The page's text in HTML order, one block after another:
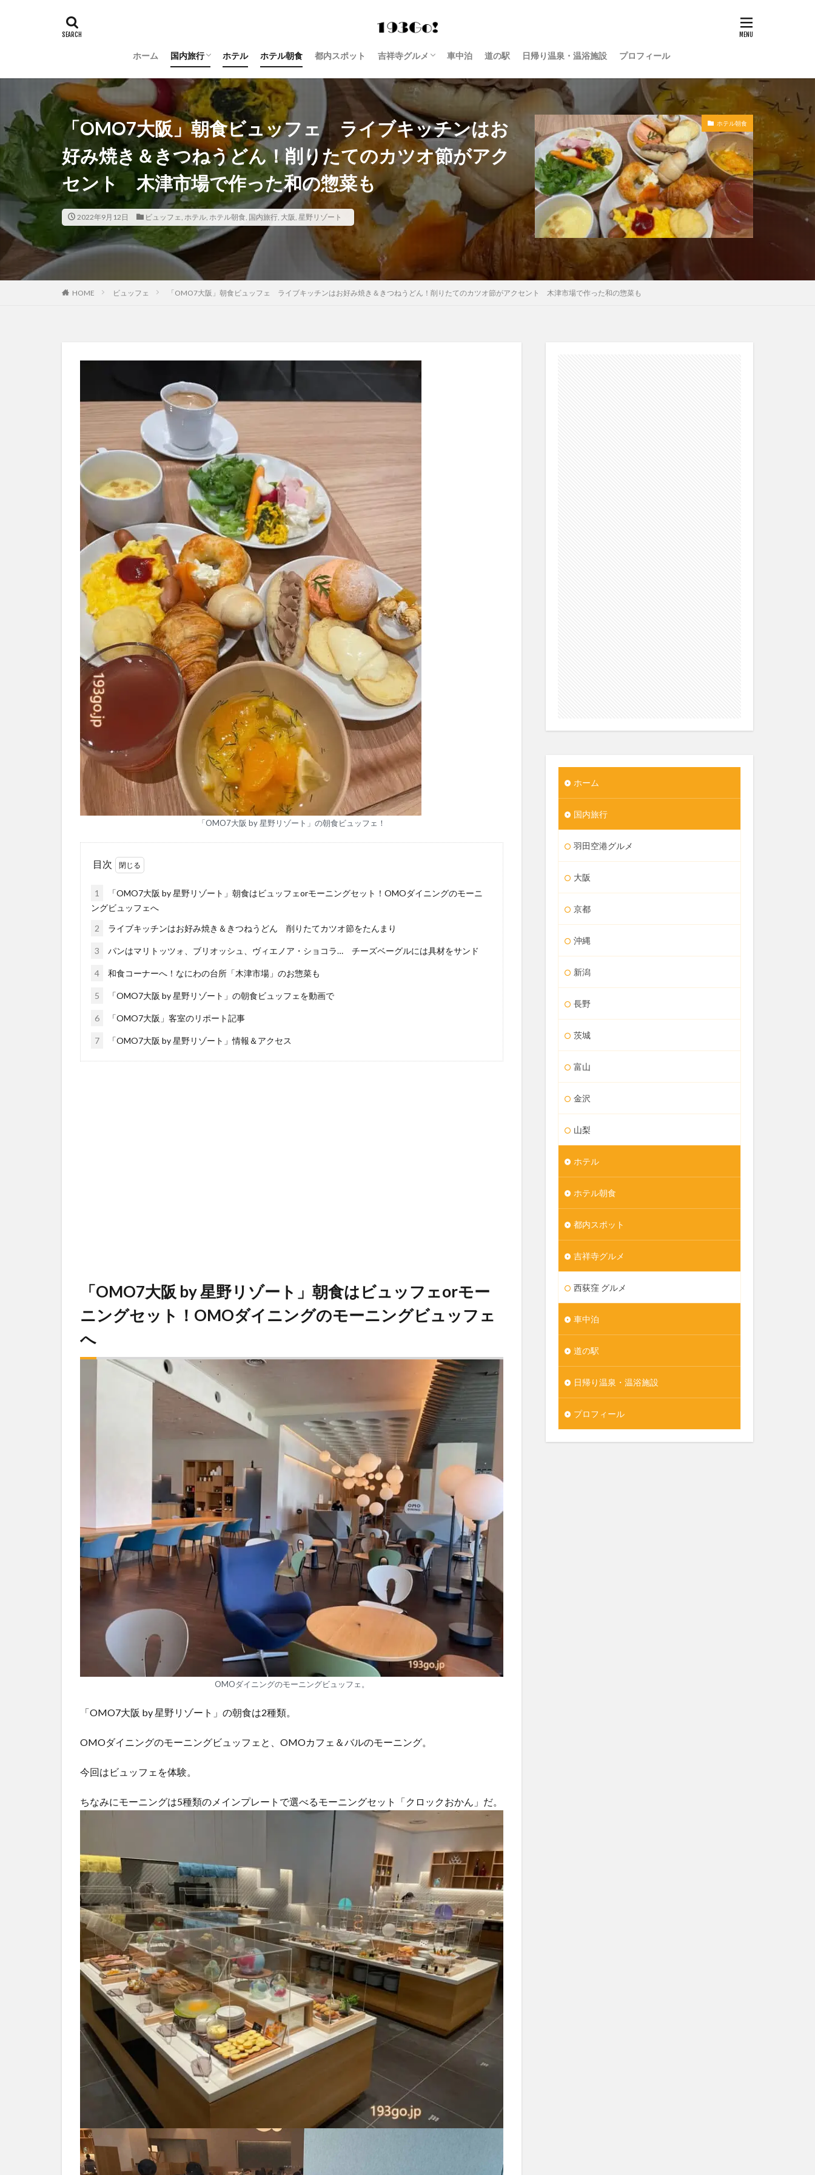
ホーム 国内旅行
羽田空港グルメ
大阪
京都
沖縄
新潟
長野
茨城
富山
金沢
山梨
ホテル ホテル朝食 都内スポット 吉祥寺グルメ
西荻窪 グルメ
車中泊 道の駅 日帰り温泉・温浴施設 プロフィール
「OMO7大阪」朝食ビュッフェ ライブキッチンはお
好み焼き＆きつねうどん！削りたてのカツオ節がアク
セント 木津市場で作った和の惣菜も
2022年9月12日 ビュッフェ, ホテル, ホテル朝食, 国内旅行, 大阪, 星野リゾート
ホテル朝食
HOME ビュッフェ 「OMO7大阪」朝食ビュッフェ ライブキッチンはお好み焼き＆きつねうどん！削りたてのカツオ節がアクセント 木津市場で作った和の惣菜も
「OMO7大阪 by 星野リゾート」の朝食ビュッフェ！
目次
1
「OMO7大阪 by 星野リゾート」朝食はビュッフェorモーニングセット！OMOダイニングのモーニ
ングビュッフェへ
2
ライブキッチンはお好み焼き＆きつねうどん 削りたてカツオ節をたんまり
3 パンはマリトッツォ、ブリオッシュ、ヴィエノア・ショコラ… チーズベーグルには具材をサンド
4 和食コーナーへ！なにわの台所「木津市場」のお惣菜も
5 「OMO7大阪 by 星野リゾート」の朝食ビュッフェを動画で
6 「OMO7大阪」客室のリポート記事
7 「OMO7大阪 by 星野リゾート」情報＆アクセス
「OMO7大阪 by 星野リゾート」朝食はビュッフェorモー
ニングセット！OMOダイニングのモーニングビュッフェ
へ
OMOダイニングのモーニングビュッフェ。
「OMO7大阪 by 星野リゾート」の朝食は2種類。
OMOダイニングのモーニングビュッフェと、OMOカフェ＆バルのモーニング。
今回はビュッフェを体験。
ちなみにモーニングは5種類のメインプレートで選べるモーニングセット「クロックおかん」だ。
ホーム
国内旅行
羽田空港グルメ
大阪
京都
沖縄
新潟
長野
茨城
富山
金沢
山梨
ホテル
ホテル朝食
都内スポット
吉祥寺グルメ
西荻窪 グルメ
車中泊
道の駅
日帰り温泉・温浴施設
プロフィール